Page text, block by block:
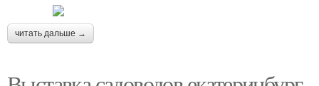
читать дальше →